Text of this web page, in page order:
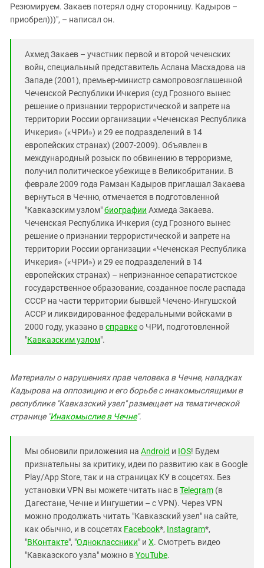
Резюмируем. Закаев потерял одну сторонницу. Кадыров –
приобрел)))", – написал он.
Ахмед Закаев – участник первой и второй чеченских
войн, специальный представитель Аслана Масхадова на
Западе (2001), премьер-министр самопровозглашенной
Чеченской Республики Ичкерия (суд Грозного вынес
решение о признании террористической и запрете на
территории России организации «Чеченская Республика
Ичкерия» («ЧРИ») и 29 ее подразделений в 14
европейских странах) (2007-2009). Объявлен в
международный розыск по обвинению в терроризме,
получил политическое убежище в Великобритании. В
феврале 2009 года Рамзан Кадыров приглашал Закаева
вернуться в Чечню, отмечается в подготовленной
"Кавказским узлом"биографии Ахмеда Закаева.
Чеченская Республика Ичкерия (суд Грозного вынес
решение о признании террористической и запрете на
территории России организации «Чеченская Республика
Ичкерия» («ЧРИ») и 29 ее подразделений в 14
европейских странах) – непризнанное сепаратистское
государственное образование, созданное после распада
СССР на части территории бывшей Чечено-Ингушской
АССР и ликвидированное федеральными войсками в
2000 году, указано всправкео ЧРИ, подготовленной
"Кавказским узлом".
Материалы о нарушениях прав человека в Чечне, нападках
Кадырова на оппозицию и его борьбе с инакомыслящими в
республике "Кавказский узел" размещает на тематической
странице "Инакомыслие в Чечне".
Мы обновили приложения на Android и IOS! Будем
признательны за критику, идеи по развитию как в Google
Play/App Store, так и на страницах КУ в соцсетях. Без
установки VPN вы можете читать нас вTelegram (в
Дагестане, Чечне и Ингушетии – с VPN). Через VPN
можно продолжать читать "Кавказский узел" на сайте,
как обычно, и в соцсетях Facebook*, Instagram*,
"ВКонтакте", "Одноклассники" и X. Смотреть видео
"Кавказского узла" можно вYouTube.